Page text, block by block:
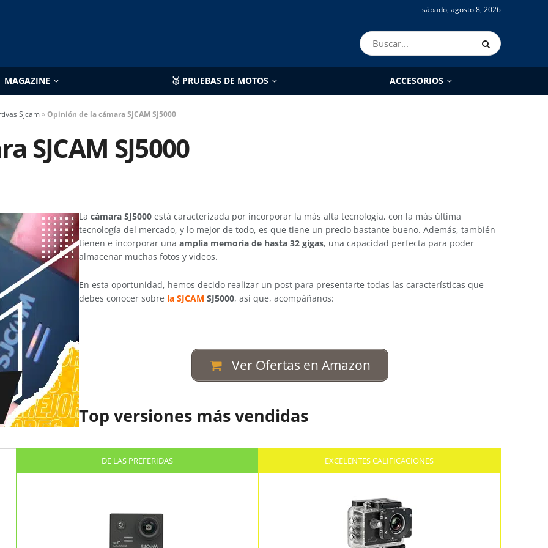
sábado, agosto 8, 2026
MAGAZINE 🥇 PRUEBAS DE MOTOS ACCESORIOS
Sjcam»Opinión de la cámara SJCAM SJ5000
SJCAM SJ5000
La cámara SJ5000 está caracterizada por incorporar la más alta tecnología, con la más última
tecnología del mercado, y lo mejor de todo, es que tiene un precio bastante bueno. Además, también
tienen e incorporar una amplia memoria de hasta 32 gigas, una capacidad perfecta para poder
almacenar muchas fotos y videos.
En esta oportunidad, hemos decido realizar un post para presentarte todas las características que
debes conocer sobre la SJCAM SJ5000, así que, acompáñanos:
Ver Ofertas en Amazon
Top versiones más vendidas
DE LAS PREFERIDAS EXCELENTES CALIFICACIONES